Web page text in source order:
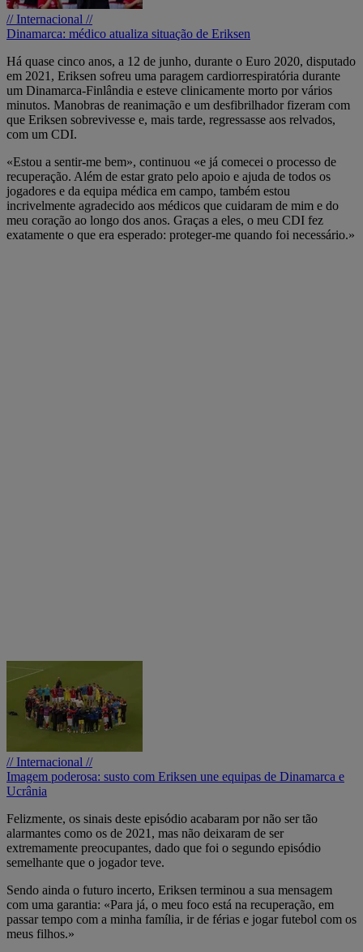
// Internacional //
Dinamarca: médico atualiza situação de Eriksen
Há quase cinco anos, a 12 de junho, durante o Euro 2020, disputado
em 2021, Eriksen sofreu uma paragem cardiorrespiratória durante
um Dinamarca-Finlândia e esteve clinicamente morto por vários
minutos. Manobras de reanimação e um desfibrilhador fizeram com
que Eriksen sobrevivesse e, mais tarde, regressasse aos relvados,
com um CDI.
«Estou a sentir-me bem», continuou «e já comecei o processo de
recuperação. Além de estar grato pelo apoio e ajuda de todos os
jogadores e da equipa médica em campo, também estou
incrivelmente agradecido aos médicos que cuidaram de mim e do
meu coração ao longo dos anos. Graças a eles, o meu CDI fez
exatamente o que era esperado: proteger-me quando foi necessário.»
// Internacional //
Imagem poderosa: susto com Eriksen une equipas de Dinamarca e
Ucrânia
Felizmente, os sinais deste episódio acabaram por não ser tão
alarmantes como os de 2021, mas não deixaram de ser
extremamente preocupantes, dado que foi o segundo episódio
semelhante que o jogador teve.
Sendo ainda o futuro incerto, Eriksen terminou a sua mensagem
com uma garantia: «Para já, o meu foco está na recuperação, em
passar tempo com a minha família, ir de férias e jogar futebol com os
meus filhos.»